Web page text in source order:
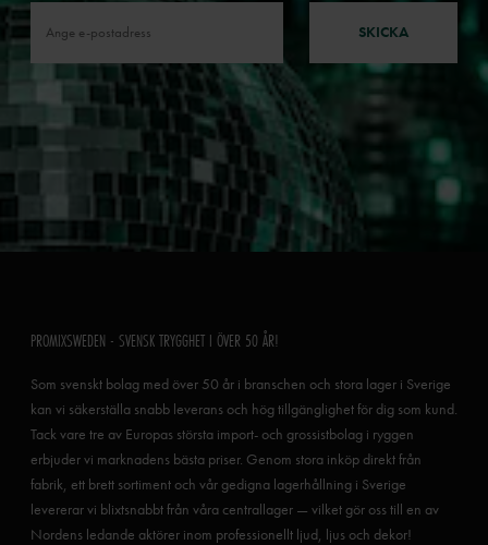
SKICKA
PROMIXSWEDEN - SVENSK TRYGGHET I ÖVER 50 ÅR!
Som svenskt bolag med över 50 år i branschen och stora lager i Sverige
kan vi säkerställa snabb leverans och hög tillgänglighet för dig som kund.
Tack vare tre av Europas största import- och grossistbolag i ryggen
erbjuder vi marknadens bästa priser. Genom stora inköp direkt från
fabrik, ett brett sortiment och vår gedigna lagerhållning i Sverige
levererar vi blixtsnabbt från våra centrallager — vilket gör oss till en av
Nordens ledande aktörer inom professionellt ljud, ljus och dekor!